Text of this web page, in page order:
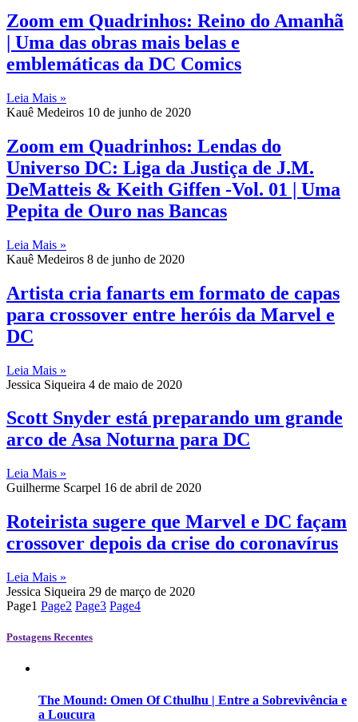
Zoom em Quadrinhos: Reino do Amanhã
| Uma das obras mais belas e
emblemáticas da DC Comics
Leia Mais »
Kauê Medeiros 10 de junho de 2020
Zoom em Quadrinhos: Lendas do
Universo DC: Liga da Justiça de J.M.
DeMatteis & Keith Giffen -Vol. 01 | Uma
Pepita de Ouro nas Bancas
Leia Mais »
Kauê Medeiros 8 de junho de 2020
Artista cria fanarts em formato de capas
para crossover entre heróis da Marvel e
DC
Leia Mais »
Jessica Siqueira 4 de maio de 2020
Scott Snyder está preparando um grande
arco de Asa Noturna para DC
Leia Mais »
Guilherme Scarpel 16 de abril de 2020
Roteirista sugere que Marvel e DC façam
crossover depois da crise do coronavírus
Leia Mais »
Jessica Siqueira 29 de março de 2020
Page1 Page2 Page3 Page4
Postagens Recentes
The Mound: Omen Of Cthulhu | Entre a Sobrevivência e
a Loucura